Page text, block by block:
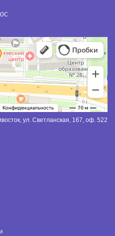
ул. Светланская, 167, оф. 522